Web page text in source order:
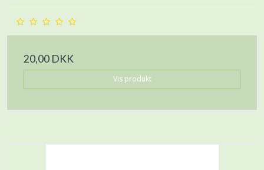
20,00 DKK
Vis produkt